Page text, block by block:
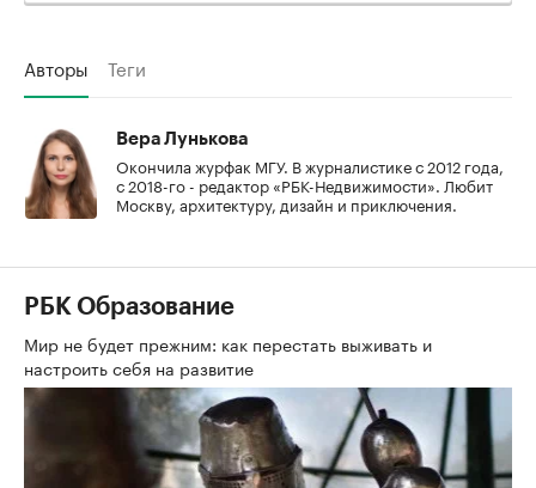
Авторы Теги
Вера Лунькова
Окончила журфак МГУ. В журналистике с 2012 года,
с 2018-го - редактор «РБК-Недвижимости». Любит
Москву, архитектуру, дизайн и приключения.
РБК Образование
Мир не будет прежним: как перестать выживать и
настроить себя на развитие